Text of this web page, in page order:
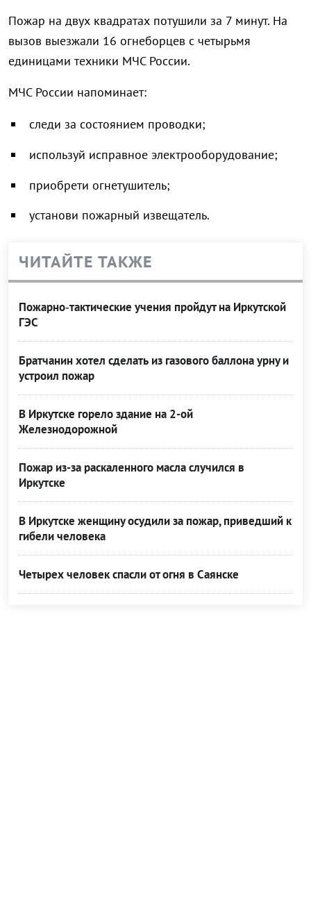
Пожар на двух квадратах потушили за 7 минут. На
вызов выезжали 16 огнеборцев с четырьмя
единицами техники МЧС России.
МЧС России напоминает:
следи за состоянием проводки;
используй исправное электрооборудование;
приобрети огнетушитель;
установи пожарный извещатель.
ЧИТАЙТЕ ТАКЖЕ
Пожарно‑тактические учения пройдут на Иркутской
ГЭС
Братчанин хотел сделать из газового баллона урну и
устроил пожар
В Иркутске горело здание на 2-ой
Железнодорожной
Пожар из-за раскаленного масла случился в
Иркутске
В Иркутске женщину осудили за пожар, приведший к
гибели человека
Четырех человек спасли от огня в Саянске